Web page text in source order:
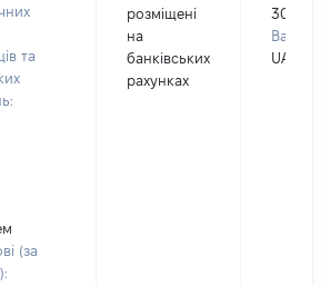
та
(за
розміщені
на
банківських
рахунках
300000
Валюта:
UAH